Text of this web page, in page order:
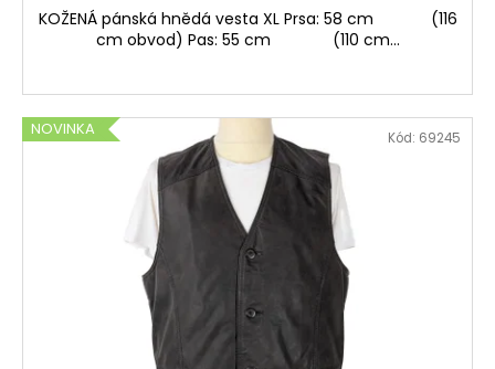
KOŽENÁ pánská hnědá vesta XL Prsa: 58 cm (116
cm obvod) Pas: 55 cm (110 cm...
NOVINKA Kód: 69245